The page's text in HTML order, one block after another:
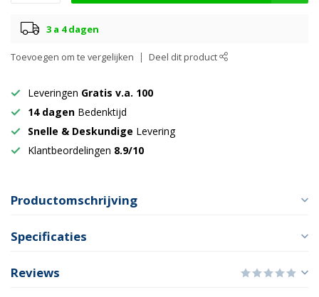
3 a 4 dagen
Toevoegen om te vergelijken Deel dit product
Leveringen Gratis v.a. 100
14 dagen Bedenktijd
Snelle & Deskundige Levering
Klantbeordelingen 8.9/10
Productomschrijving
Specificaties
Reviews